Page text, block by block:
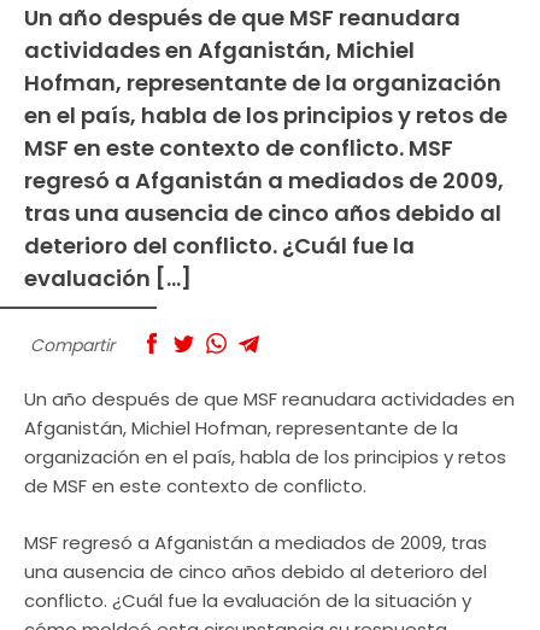
Un año después de que MSF reanudara
actividades en Afganistán, Michiel
Hofman, representante de la organización
en el país, habla de los principios y retos de
MSF en este contexto de conflicto. MSF
regresó a Afganistán a mediados de 2009,
tras una ausencia de cinco años debido al
deterioro del conflicto. ¿Cuál fue la
evaluación […]
Compartir
Un año después de que MSF reanudara actividades en
Afganistán, Michiel Hofman, representante de la
organización en el país, habla de los principios y retos
de MSF en este contexto de conflicto.
MSF regresó a Afganistán a mediados de 2009, tras
una ausencia de cinco años debido al deterioro del
conflicto. ¿Cuál fue la evaluación de la situación y